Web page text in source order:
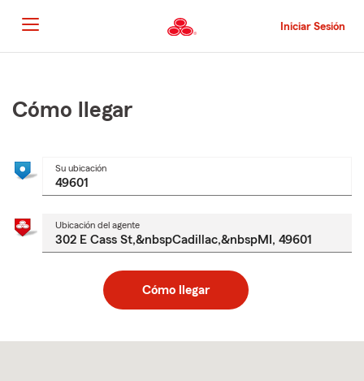
al
contenido
principal
Iniciar Sesión
principal
Cómo llegar
Su ubicación
Ubicación del agente
Cómo llegar
to